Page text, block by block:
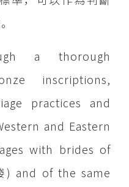
a thorough
inscriptions,
practices and
and Eastern
with brides of
) and of the same